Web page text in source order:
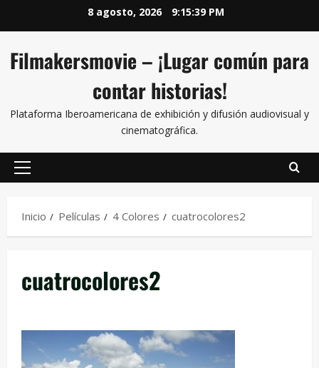
8 agosto, 2026 9:15:39 PM
Filmakersmovie – ¡Lugar común para
contar historias!
Plataforma Iberoamericana de exhibición y difusión audiovisual y
cinematográfica.
Inicio Películas 4 Colores cuatrocolores2
cuatrocolores2